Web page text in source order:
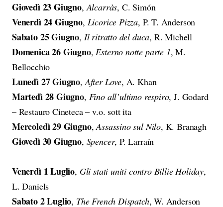
Giovedì 23 Giugno,Alcarràs, C. Simón
Venerdì 24 Giugno, Licorice Pizza, P. T. Anderson
Sabato 25 Giugno, Il ritratto del duca, R. Michell
Domenica 26 Giugno,Esterno notte parte 1, M.
Bellocchio
Lunedì 27 Giugno,After Love, A. Khan
Martedì 28 Giugno, Fino all’ultimo respiro, J. Godard
– Restauro Cineteca – v.o. sott ita
Mercoledì 29 Giugno,Assassino sul Nilo, K. Branagh
Giovedì 30 Giugno, Spencer, P. Larraín
Venerdì 1 Luglio, Gli stati uniti contro Billie Holiday,
L. Daniels
Sabato 2 Luglio, The French Dispatch, W. Anderson